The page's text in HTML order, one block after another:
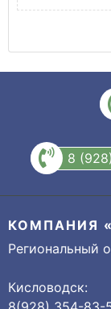
8
КОМПАНИЯ
Региональный
Кисловодск: